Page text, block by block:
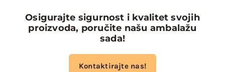
Osigurajte sigurnost i kvalitet svojih
proizvoda, poručite našu ambalažu
sada!
Kontaktirajte nas!